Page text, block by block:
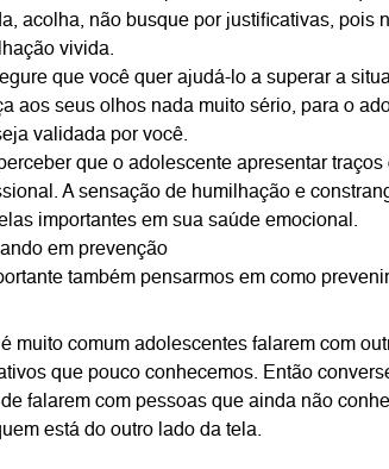
acolha, não busque por justificativas, pois
vivida.
que você quer ajudá-lo a superar a
aos seus olhos nada muito sério, para o
validada por você.
que o adolescente apresentar
A sensação de humilhação e
importantes em sua saúde emocional.
em prevenção
também pensarmos em como
muito comum adolescentes falarem com
que pouco conhecemos. Então
falarem com pessoas que ainda não
está do outro lado da tela.